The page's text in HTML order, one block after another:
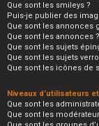
Que sont les smileys ?
Puis-je publier des
Que sont les annonces
Que sont les annonces ?
Que sont les sujets
Que sont les sujets
Que sont les icônes de
Niveaux d’utilisateurs
Que sont les
Que sont les